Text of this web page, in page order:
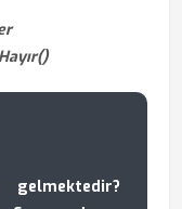
Hayır()